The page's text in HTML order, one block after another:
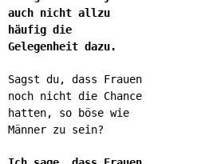
auch nicht allzu
häufig die
Gelegenheit dazu.
Sagst du, dass Frauen
noch nicht die Chance
hatten, so böse wie
Männer zu sein?